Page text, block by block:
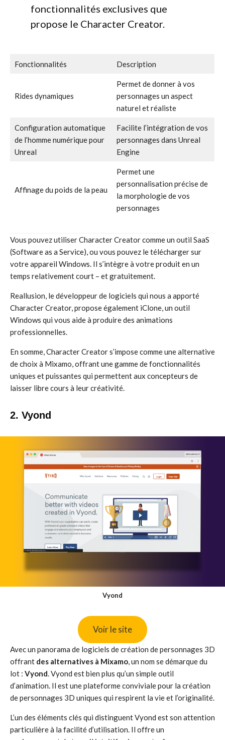
fonctionnalités exclusives que
propose le Character Creator.
Fonctionnalités Description
Rides dynamiques
Permet de donner à vos
personnages un aspect
naturel et réaliste
Configuration automatique
de l’homme numérique pour
Unreal
Facilite l’intégration de vos
personnages dans Unreal
Engine
Affinage du poids de la peau
Permet une
personnalisation précise de
la morphologie de vos
personnages
Vous pouvez utiliser Character Creator comme un outil SaaS
(Software as a Service), ou vous pouvez le télécharger sur
votre appareil Windows. Il s’intègre à votre produit en un
temps relativement court – et gratuitement.
Reallusion, le développeur de logiciels qui nous a apporté
Character Creator, propose également iClone, un outil
Windows qui vous aide à produire des animations
professionnelles.
En somme, Character Creator s’impose comme une alternative
de choix à Mixamo, offrant une gamme de fonctionnalités
uniques et puissantes qui permettent aux concepteurs de
laisser libre cours à leur créativité.
2. Vyond
Vyond
Voir le site
Avec un panorama de logiciels de création de personnages 3D
offrant des alternatives à Mixamo, un nom se démarque du
lot : Vyond. Vyond est bien plus qu’un simple outil
d’animation. Il est une plateforme conviviale pour la création
de personnages 3D uniques qui respirent la vie et l’originalité.
L’un des éléments clés qui distinguent Vyond est son attention
particulière à la facilité d’utilisation. Il offre un